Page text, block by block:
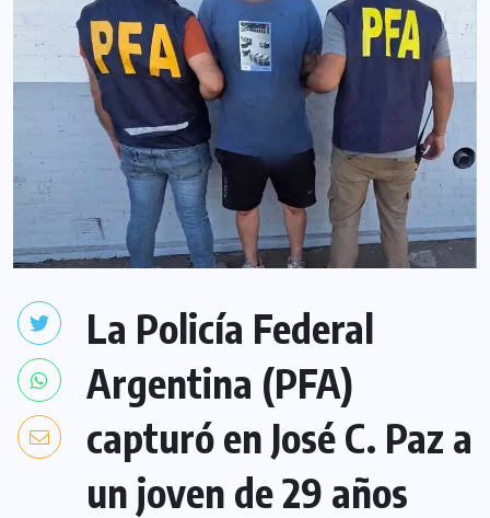
La Policía Federal
Argentina (PFA)
capturó en José C. Paz a
un joven de 29 años